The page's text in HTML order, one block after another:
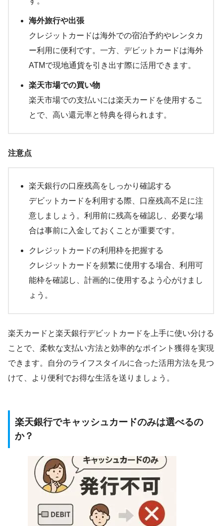
海外旅行や出張
クレジットカードは海外での宿泊予約やレンタカ
ー利用に便利です。一方、デビットカードは海外
ATMで現地通貨を引き出す際に活用できます。
楽天市場での買い物
楽天市場での支払いには楽天カードを使用するこ
とで、高い還元率と特典を得られます。
注意点
楽天銀行の口座残高をしっかり確認する
デビットカードを利用する際、口座残高不足に注
意しましょう。利用前に残高を確認し、必要な場
合は事前に入金しておくことが重要です。
クレジットカードの利用枠を把握する
クレジットカードを頻繁に使用する場合、利用可
能枠を確認し、計画的に使用するよう心がけまし
ょう。
楽天カードと楽天銀行デビットカードを上手に使い分ける
ことで、柔軟な支払い方法と効率的なポイント獲得を実現
できます。自分のライフスタイルに合った活用方法を見つ
けて、より便利でお得な生活を送りましょう。
楽天銀行でキャッシュカードのみは選べるの
か？